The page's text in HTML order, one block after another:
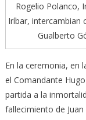
Rogelio Polanco,
Iríbar, intercambian
Gualberto
En la ceremonia, en
el Comandante
partida a la
fallecimiento de